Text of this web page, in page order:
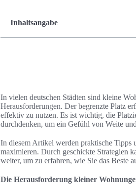
Inhaltsangabe
In vielen deutschen Städten sind kleine
Herausforderungen. Der begrenzte Platz
effektiv zu nutzen. Es ist wichtig, die
durchdenken, um ein Gefühl von Weite
In diesem Artikel werden praktische Tipps
maximieren. Durch geschickte Strategien
weiter, um zu erfahren, wie Sie das Beste
Die Herausforderung kleiner